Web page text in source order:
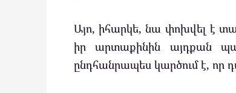
Այո, իհարկե, նա փոխվել է
իր արտաքինին այդքան
ընդհանրապես կարծում է, որ